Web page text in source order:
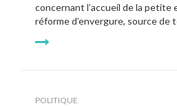
concernant l’accueil de la petite
POLITIQUE